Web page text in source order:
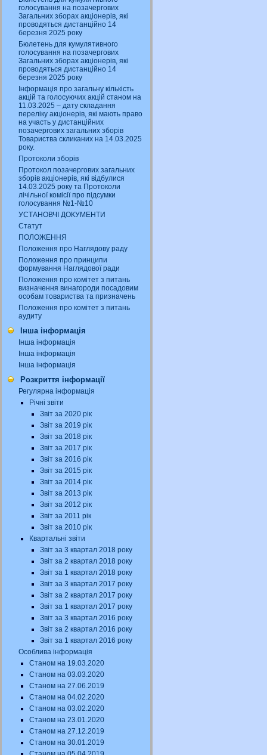
голосування на позачергових
Загальних зборах акціонерів, які
проводяться дистанційно 14
березня 2025 року
Бюлетень для кумулятивного
голосування на позачергових
Загальних зборах акціонерів, які
проводяться дистанційно 14
березня 2025 року
Інформація про загальну кількість
акцій та голосуючих акцій станом на
11.03.2025 – дату складання
переліку акціонерів, які мають право
на участь у дистанційних
позачергових загальних зборів
Товариства скликаних на 14.03.2025
року.
Протоколи зборів
Протокол позачергових загальних
зборів акціонерів, які відбулися
14.03.2025 року та Протоколи
лічільної комісії про підсумки
голосування №1-№10
УСТАНОВЧІ ДОКУМЕНТИ
Статут
ПОЛОЖЕННЯ
Положення про Наглядову раду
Положення про принципи
формування Наглядової ради
Положення про комітет з питань
визначення винагороди посадовим
особам товариства та призначень
Положення про комітет з питань
аудиту
Інша інформація
Інша інформація
Інша інформація
Інша інформація
Розкриття інформації
Регулярна інформація
Річні звіти
Звіт за 2020 рік
Звіт за 2019 рік
Звіт за 2018 рік
Звіт за 2017 рік
Звіт за 2016 рік
Звіт за 2015 рік
Звіт за 2014 рік
Звіт за 2013 рік
Звіт за 2012 рік
Звіт за 2011 рік
Звіт за 2010 рік
Квартальні звіти
Звіт за 3 квартал 2018 року
Звіт за 2 квартал 2018 року
Звіт за 1 квартал 2018 року
Звіт за 3 квартал 2017 року
Звіт за 2 квартал 2017 року
Звіт за 1 квартал 2017 року
Звіт за 3 квартал 2016 року
Звіт за 2 квартал 2016 року
Звіт за 1 квартал 2016 року
Особлива інформація
Станом на 19.03.2020
Станом на 03.03.2020
Станом на 27.06.2019
Станом на 04.02.2020
Станом на 03.02.2020
Станом на 23.01.2020
Станом на 27.12.2019
Станом на 30.01.2019